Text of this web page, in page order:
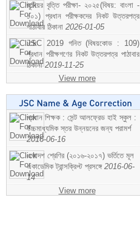
জুনিয়র বৃত্তি পরীক্ষা- ২০২৫(বিষয়: বাংলা -
১০১) প্রধান পরীক্ষকদের নিকট উত্তরপত্র
পাঠাবার ঠিকানা 2026-01-05
JSC 2019 গনিত (বিষয়কোড : 109)
প্রধান পরীক্ষগণের নিকট উত্তরপত্র পাঠাবার
ঠিকানা2019-11-25
View more
প্রধান শিক্ষক : সেন্ট আলফ্রেড হাই স্কুল :
উচ্চমাধ্যমিক স্তর উন্নয়নের জন্য পরামর্শ
2016-06-16
একাদশ শ্রেণির (২০১৬-২০১৭) ভর্তিতে মূল
একাডেমিক ট্রান্সক্রিপ্ট প্রসঙ্গে 2016-06-
14
View more